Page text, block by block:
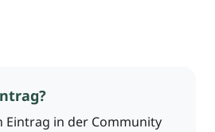
Eintrag in der Community